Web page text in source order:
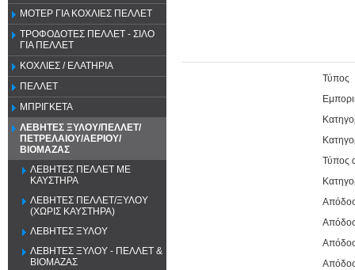
ΜΟΤΕΡ ΓΙΑ ΚΟΧΛΙΕΣ ΠΕΛΛΕΤ
ΤΡΟΦΟΔΟΤΕΣ ΠΕΛΛΕΤ - ΣΙΛΟ
ΓΙΑ ΠΕΛΛΕΤ
ΚΟΧΛΙΕΣ / ΕΛΑΤΗΡΙΑ
ΠΕΛΛΕΤ
ΜΠΡΙΓΚΕΤΑ
ΛΕΒΗΤΕΣ ΞΥΛΟΥ/ΠΕΛΛΕΤ/
ΠΕΤΡΕΛΑΙΟΥ/ΑΕΡΙΟΥ/
ΒΙΟΜΑΖΑΣ
ΛΕΒΗΤΕΣ ΠΕΛΛΕΤ ΜΕ
ΚΑΥΣΤΗΡΑ
ΛΕΒΗΤΕΣ ΠΕΛΛΕΤ/ΞΥΛΟΥ
(ΧΩΡΙΣ ΚΑΥΣΤΗΡΑ)
ΛΕΒΗΤΕΣ ΞΥΛΟΥ
ΛΕΒΗΤΕΣ ΞΥΛΟΥ - ΠΕΛΛΕΤ &
ΒΙΟΜΑΖΑΣ
Τύπος
Τύπος